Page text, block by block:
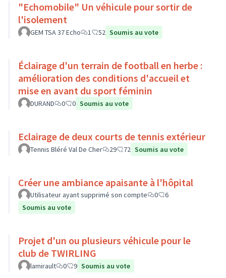
"Echomobile" Un véhicule pour sortir de
l'isolement
GEM TSA 37 Echo 1 52 Soumis au vote
Éclairage d'un terrain de football en herbe :
amélioration des conditions d'accueil et
mise en avant du sport féminin
DURAND 0 0 Soumis au vote
Eclairage de deux courts de tennis extérieur
Tennis Bléré Val De Cher 29 72 Soumis au vote
Créer une ambiance apaisante à l'hôpital
Utilisateur ayant supprimé son compte 0
6
Soumis au vote
Projet d'un ou plusieurs véhicule pour le
club de TWIRLING
lamirault 0 9 Soumis au vote